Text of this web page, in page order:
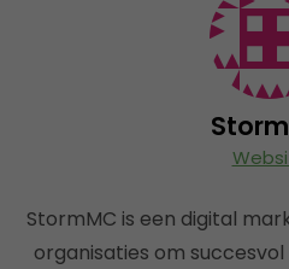
StormMC is een digital
organisaties om